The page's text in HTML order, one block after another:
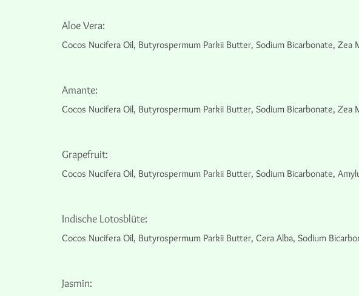
Aloe Vera:
Cocos Nucifera Oil, Butyrospermum Parkii Butter, Sodium Bicarbonate,
Amante:
Cocos Nucifera Oil, Butyrospermum Parkii Butter, Sodium Bicarbonate, Zea
Grapefruit:
Cocos Nucifera Oil, Butyrospermum Parkii Butter, Sodium Bicarbonate,
Indische Lotosblüte:
Cocos Nucifera Oil, Butyrospermum Parkii Butter, Cera Alba, Sodium
Jasmin: